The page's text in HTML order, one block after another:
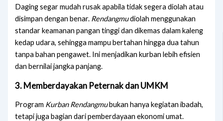
Daging segar mudah rusak apabila tidak segera diolah atau
disimpan dengan benar. Rendangmudiolah menggunakan
standar keamanan pangan tinggi dan dikemas dalam kaleng
kedap udara, sehingga mampu bertahan hingga dua tahun
tanpa bahan pengawet. Ini menjadikan kurban lebih efisien
dan bernilai jangka panjang.
3. Memberdayakan Peternak dan UMKM
Program Kurban Rendangmubukan hanya kegiatan ibadah,
tetapi juga bagian dari pemberdayaan ekonomi umat.